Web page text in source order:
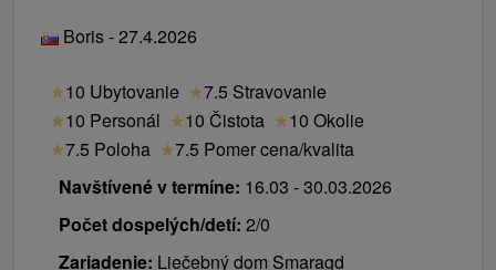
Boris - 27.4.2026
★10 Ubytovanie ★7.5 Stravovanie
★10 Personál ★10 Čistota ★10 Okolie
★7.5 Poloha ★7.5 Pomer cena/kvalita
Navštívené v termíne: 16.03 - 30.03.2026
Počet dospelých/detí: 2/0
Zariadenie: Liečebný dom Smaragd